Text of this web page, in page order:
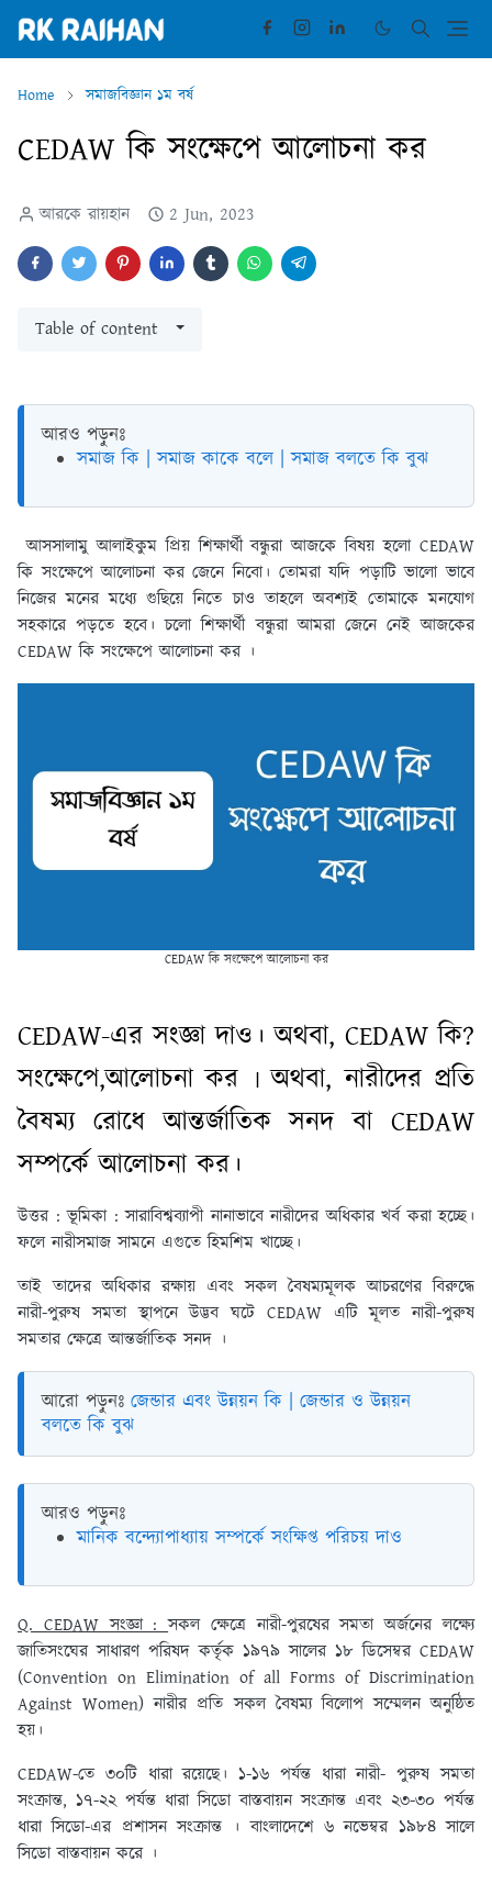
Home সমাজবিজ্ঞান ১ম বর্ষ
CEDAW কি সংক্ষেপে আলোচনা কর
আরকে রায়হান 2 Jun, 2023
Table of content
আরও পড়ুনঃ
সমাজ কি | সমাজ কাকে বলে | সমাজ বলতে কি বুঝ
আসসালামু আলাইকুম প্রিয় শিক্ষার্থী বন্ধুরা আজকে বিষয় হলো CEDAW
কি সংক্ষেপে আলোচনা কর জেনে নিবো। তোমরা যদি পড়াটি ভালো ভাবে
নিজের মনের মধ্যে গুছিয়ে নিতে চাও তাহলে অবশ্যই তোমাকে মনযোগ
সহকারে পড়তে হবে। চলো শিক্ষার্থী বন্ধুরা আমরা জেনে নেই আজকের
CEDAW কি সংক্ষেপে আলোচনা কর ।
CEDAW কি সংক্ষেপে আলোচনা কর
CEDAW-এর সংজ্ঞা দাও। অথবা, CEDAW কি?
সংক্ষেপে,আলোচনা কর ৷ অথবা, নারীদের প্রতি
বৈষম্য রোধে আন্তর্জাতিক সনদ বা CEDAW
সম্পর্কে আলোচনা কর।
উত্তর : ভূমিকা :সারাবিশ্বব্যাপী নানাভাবে নারীদের অধিকার খর্ব করা হচ্ছে।
ফলে নারীসমাজ সামনে এগুতে হিমশিম খাচ্ছে।
তাই তাদের অধিকার রক্ষায় এবং সকল বৈষম্যমূলক আচরণের বিরুদ্ধে
নারী-পুরুষ সমতা স্থাপনে উদ্ভব ঘটে CEDAW এটি মূলত নারী-পুরুষ
সমতার ক্ষেত্রে আন্তর্জাতিক সনদ ।
আরো পড়ুনঃ জেন্ডার এবং উন্নয়ন কি | জেন্ডার ও উন্নয়ন
বলতে কি বুঝ
আরও পড়ুনঃ
মানিক বন্দ্যোপাধ্যায় সম্পর্কে সংক্ষিপ্ত পরিচয় দাও
Q. CEDAW সংজ্ঞা :সকল ক্ষেত্রে নারী-পুরষের সমতা অর্জনের লক্ষ্যে
জাতিসংঘের সাধারণ পরিষদ কর্তৃক ১৯৭৯ সালের ১৮ ডিসেম্বর CEDAW
(Convention on Elimination of all Forms of Discrimination
Against Women) নারীর প্রতি সকল বৈষম্য বিলোপ সম্মেলন অনুষ্ঠিত
হয়।
CEDAW-তে ৩০টি ধারা রয়েছে। ১-১৬ পর্যন্ত ধারা নারী- পুরুষ সমতা
সংক্রান্ত, ১৭-২২ পর্যন্ত ধারা সিডো বাস্তবায়ন সংক্রান্ত এবং ২৩-৩০ পর্যন্ত
ধারা সিডো-এর প্রশাসন সংক্রান্ত । বাংলাদেশে ৬ নভেম্বর ১৯৮৪ সালে
সিডো বাস্তবায়ন করে ।